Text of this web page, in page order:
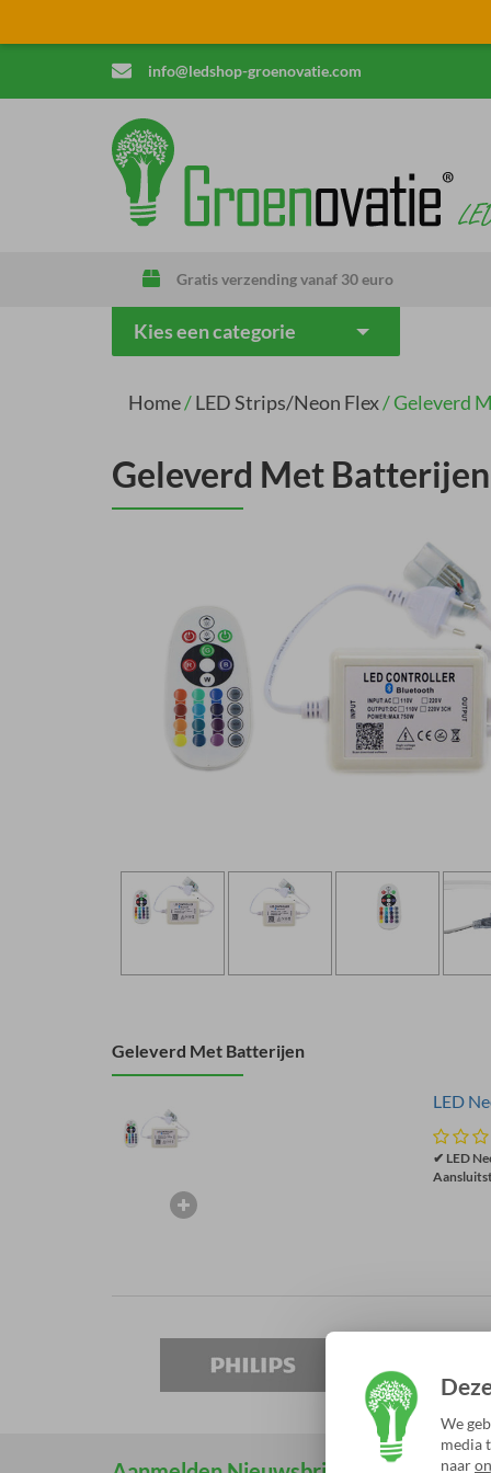
We
media
naar
info@ledshop-groenovatie.com
Gratis verzending vanaf 30 euro
Kies een categorie
Home/LED Strips/Neon Flex/Geleverd
Geleverd Met Batterijen
Geleverd Met Batterijen
LED
✔ LED